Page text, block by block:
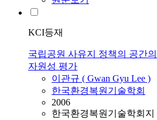
KCI등재
국립공원 사유지 정책의 공간
자원성 평가
이관규 ( Gwan Gyu Lee )
한국환경복원기술학회
2006
한국환경복원기술학회지